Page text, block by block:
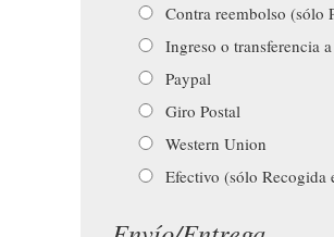
Contra reembolso (sólo
Ingreso o transferencia
Paypal
Giro Postal
Western Union
Efectivo (sólo Recogida